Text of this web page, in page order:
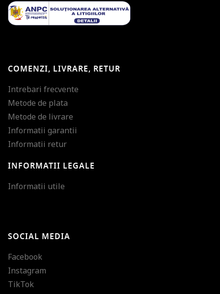
COMENZI, LIVRARE, RETUR
Intrebari frecvente
Metode de plata
Metode de livrare
Informatii garantii
Informatii retur
INFORMATII LEGALE
Informatii utile
SOCIAL MEDIA
Facebook
Instagram
TikTok